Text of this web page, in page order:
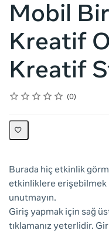
Mobil
Kreatif
Kreatif
Rating
1 star
2 stars
3 stars
4 stars
5 stars
Average rating: 0 0
No reviews
Burada hiç etkinlik
etkinliklere erişebilmek
unutmayın.
Giriş yapmak için sağ
tıklamanız yeterlidir.